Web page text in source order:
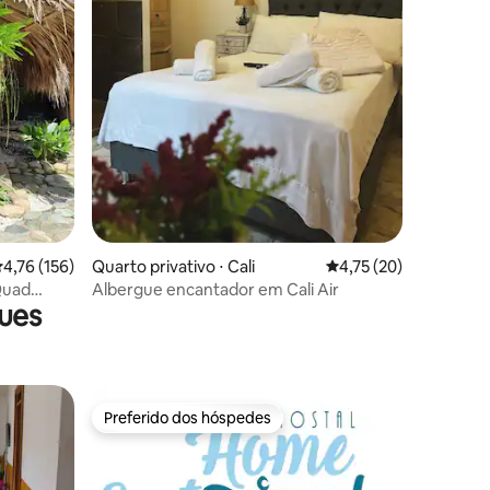
de uma avaliação média de 5, 156 avaliações
4,76 (156)
Quarto privativo ⋅ Cali 4,75 de uma
4,75 (20)
Albergue encantador em Cali Air
Preferido dos hóspedes
Preferido dos hóspedes